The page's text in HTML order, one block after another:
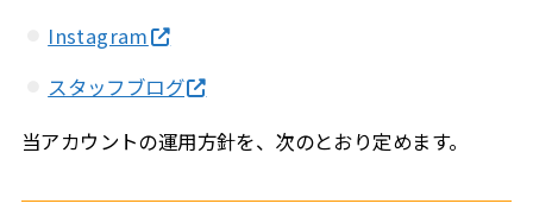
Instagram
スタッフブログ
当アカウントの運用方針を、次のとおり定めます。